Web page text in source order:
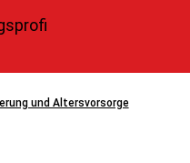
und Altersvorsorge